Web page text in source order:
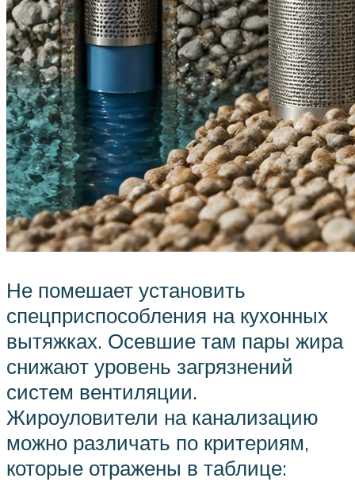
Не помешает установить
спецприспособления на кухонных
вытяжках. Осевшие там пары жира
снижают уровень загрязнений
систем вентиляции.
Жироуловители на канализацию
можно различать по критериям,
которые отражены в таблице: